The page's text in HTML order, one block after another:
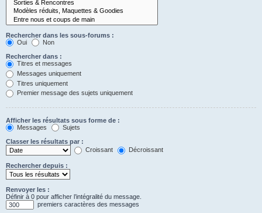
Rechercher dans les sous-forums :
Oui
Non
Rechercher dans :
Titres et messages
Messages uniquement
Titres uniquement
Premier message des sujets uniquement
Afficher les résultats sous forme de :
Messages
Sujets
Classer les résultats par :
Croissant
Décroissant
Rechercher depuis :
Renvoyer les :
Définir à 0 pour afficher l’intégralité du message.
premiers caractères des messages